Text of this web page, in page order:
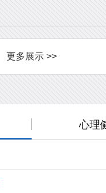
更多展示 >>
心理